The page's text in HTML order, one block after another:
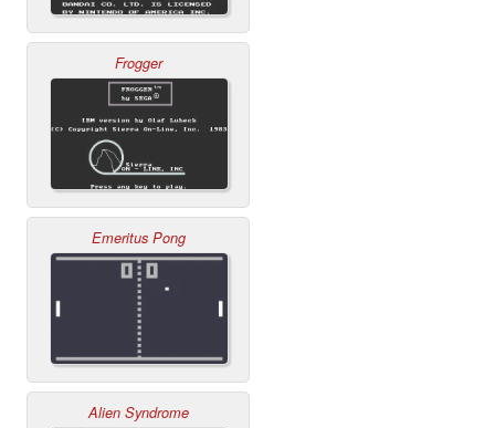
Frogger
Emeritus Pong
Alien Syndrome